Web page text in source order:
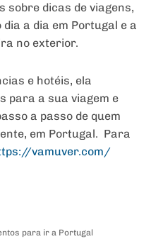
dicas de viagens,
a dia em Portugal e a
no exterior.
e hotéis, ela
para a sua viagem e
a passo de quem
em Portugal. Para
vamuver.com/
para ir a Portugal